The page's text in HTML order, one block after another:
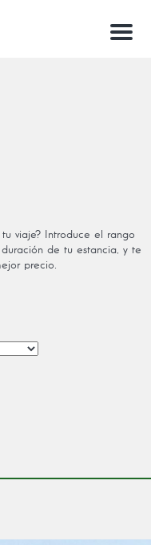
Menu
viaje?
Introduce el rango
de tu estancia, y te
precio.